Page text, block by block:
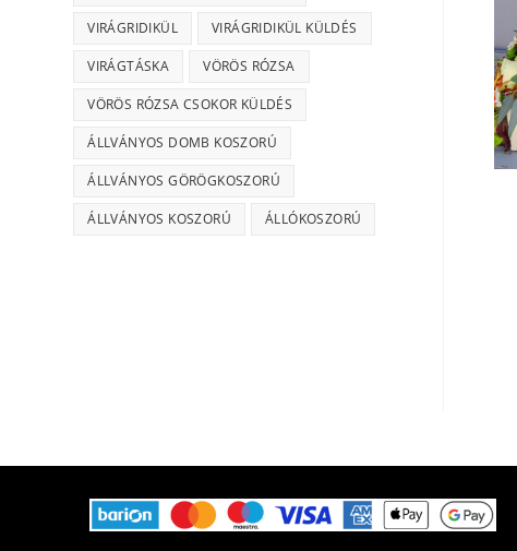
VIRÁGRIDIKÜL VIRÁGRIDIKÜL KÜLDÉS
VIRÁGTÁSKA VÖRÖS RÓZSA
VÖRÖS RÓZSA CSOKOR KÜLDÉS
ÁLLVÁNYOS DOMB KOSZORÚ
ÁLLVÁNYOS GÖRÖGKOSZORÚ
ÁLLVÁNYOS KOSZORÚ ÁLLÓKOSZORÚ